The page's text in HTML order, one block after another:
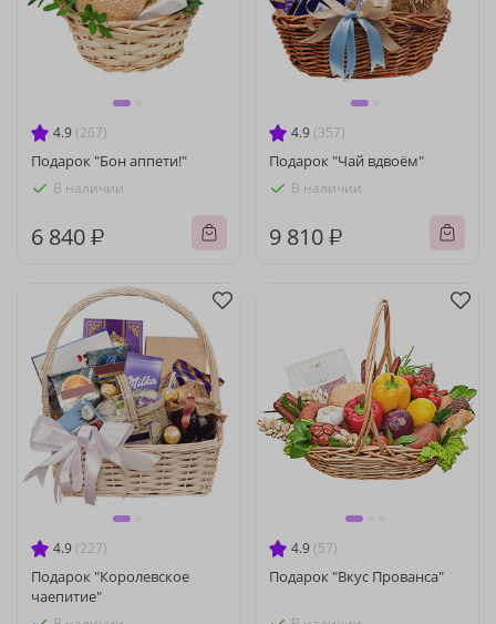
4.9 (267)
Подарок "Бон аппети!"
В наличии
6 840 ₽
4.9 (357)
Подарок "Чай вдвоём"
В наличии
9 810 ₽
4.9 (227)
Подарок "Королевское
чаепитие"
4.9 (57)
Подарок "Вкус Прованса"